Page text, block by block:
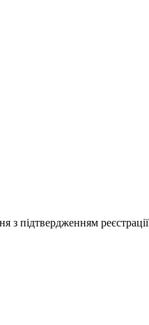
з підтвердженням реєстрації